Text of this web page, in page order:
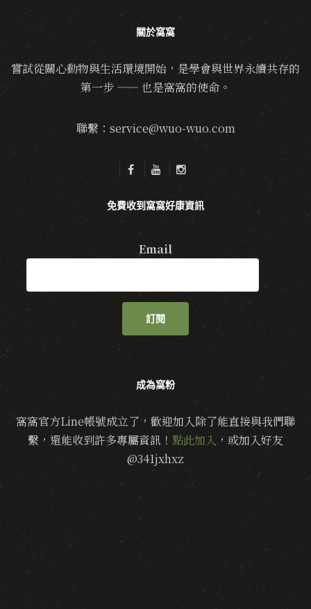
關於窩窩
嘗試從關心動物與生活環境開始，是學會與世界永續共存的
第一步 —— 也是窩窩的使命。
聯繫：service@wuo-wuo.com
免費收到窩窩好康資訊
Email
訂閱
成為窩粉
窩窩官方Line帳號成立了，歡迎加入除了能直接與我們聯
繫，還能收到許多專屬資訊！ 點此加入 ，或加入好友
@341jxhxz